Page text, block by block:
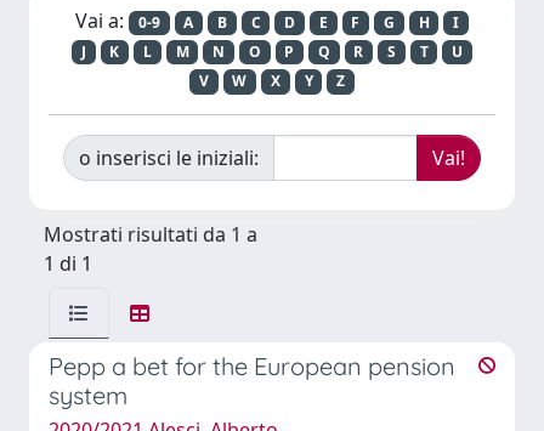
Vai a: 0-9 A B C D E F G H
I
J
K L M N O P Q R S T
U
V
W X Y Z
o inserisci le iniziali:
Mostrati risultati da 1 a
1 di 1
Pepp a bet for the European pension
system